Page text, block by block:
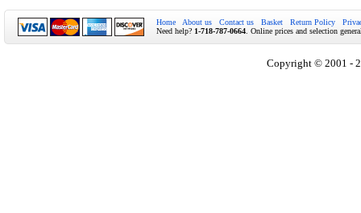
Home About us Contact us Basket Return Policy
Need help? 1-718-787-0664 . Online prices and selection
Copyright © 2001 -